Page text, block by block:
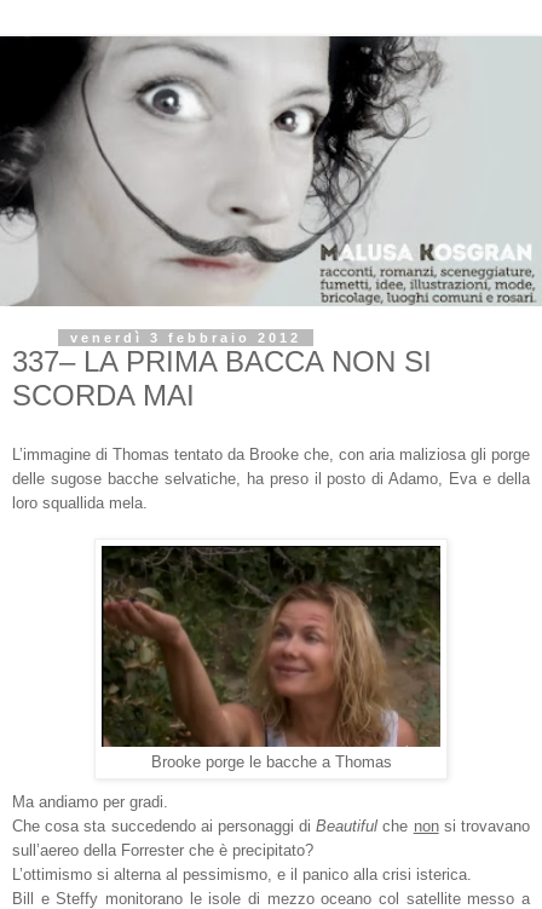
venerdì 3 febbraio 2012
337– LA PRIMA BACCA NON SI
SCORDA MAI
L’immagine di Thomas tentato da Brooke che, con aria maliziosa gli porge
delle sugose bacche selvatiche, ha preso il posto di Adamo, Eva e della
loro squallida mela.
Brooke porge le bacche a Thomas
Ma andiamo per gradi.
Che cosa sta succedendo ai personaggi diBeautifulche nonsi trovavano
sull’aereo della Forrester che è precipitato?
L’ottimismo si alterna al pessimismo, e il panico alla crisi isterica.
Bill e Steffy monitorano le isole di mezzo oceano col satellite messo a